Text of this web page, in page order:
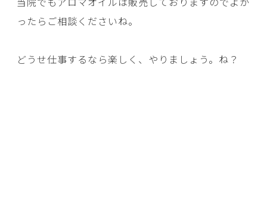
ったらご相談くださいね。
どうせ仕事するなら楽しく、やりましょう。ね？